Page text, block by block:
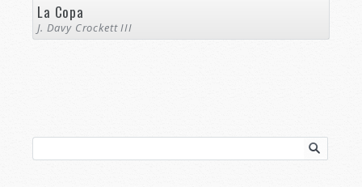
La Copa
J. Davy Crockett III